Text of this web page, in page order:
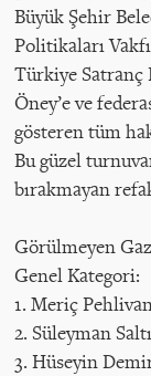
Büyük Şehir
Politikaları
Türkiye Satranç
Öney’e ve
gösteren tüm
Bu güzel
bırakmayan
Görülmeyen
Genel Kategori:
1. Meriç
2. Süleyman
3. Hüseyin